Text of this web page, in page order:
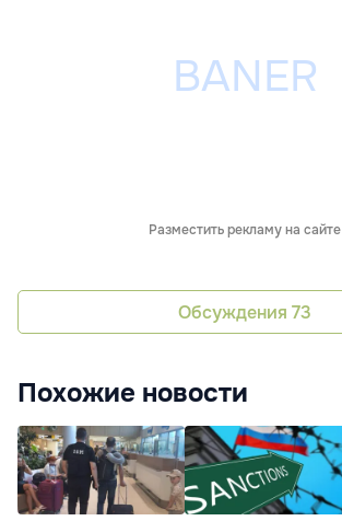
Разместить рекламу на сайте
Обсуждения 73
Похожие новости